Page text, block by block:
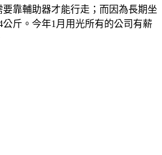
靠輔助器才能行走；而因為長期坐
斤。今年1月用光所有的公司有薪